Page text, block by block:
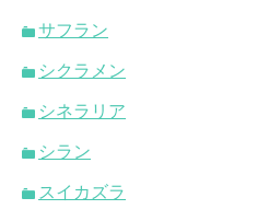
サフラン
シクラメン
シネラリア
シラン
スイカズラ